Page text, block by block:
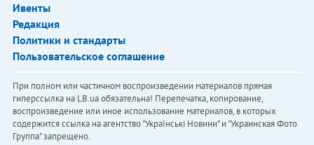
Ивенты
Редакция
Политики и стандарты
Пользовательское соглашение
При полном или частичном воспроизведении материалов прямая
гиперссылка на LB.ua обязательна! Перепечатка, копирование,
воспроизведение или иное использование материалов, в которых
содержится ссылка на агентство "Українськi Новини" и "Украинская Фото
Группа" запрещено.